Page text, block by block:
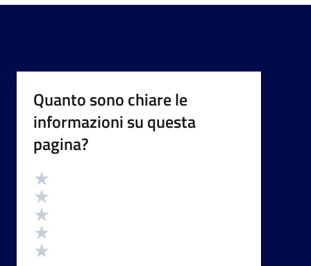
Quanto sono chiare le
informazioni su questa
pagina?
Valutazione